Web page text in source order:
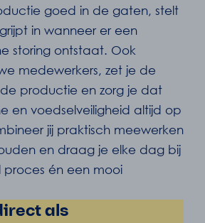
goed in de gaten, stelt
in wanneer er een
storing ontstaat. Ook
medewerkers, zet je de
productie en zorg je dat
en voedselveiligheid altijd op
jij praktisch meewerken
en draag je elke dag bij
én een mooi
als